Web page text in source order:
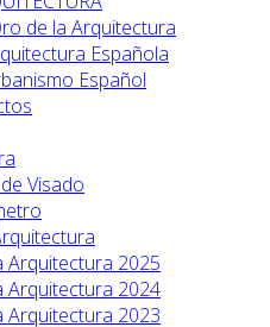
de la Arquitectura
Española
Español
Visado
Arquitectura 2025
Arquitectura 2024
Arquitectura 2023